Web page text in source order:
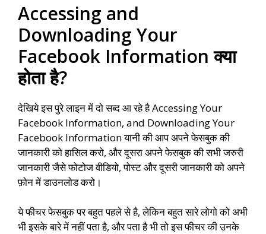
Accessing and
Downloading Your
Facebook Information क्या
होता है?
देखिये इस पुरे लाइन में दो सब्द आ रहे है Accessing Your
Facebook Information, and Downloading Your
Facebook Information यानी की आप अपने फेसबुक की
जानकारी को हासिल करो, और दूसरा अपने फेसबुक की सभी जरुरी
जानकारी जैसे फोटोज वीडियो, पोस्ट और दूसरी जानकारी को अपने
फ़ोन में डाउनलोड करो।
ये फीचर फेसबुक पर बहुत पहले से है, लेकिन बहुत सारे लोगो को अभी
भी इसके बारे में नहीं पता है, और पता है भी तो इस फीचर की उनके